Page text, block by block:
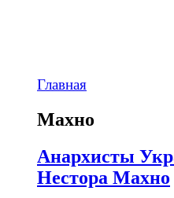
Главная
Махно
Анархисты
Нестора Махно